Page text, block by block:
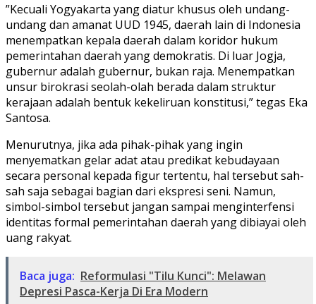
​”Kecuali Yogyakarta yang diatur khusus oleh undang-
undang dan amanat UUD 1945, daerah lain di Indonesia
menempatkan kepala daerah dalam koridor hukum
pemerintahan daerah yang demokratis. Di luar Jogja,
gubernur adalah gubernur, bukan raja. Menempatkan
unsur birokrasi seolah-olah berada dalam struktur
kerajaan adalah bentuk kekeliruan konstitusi,” tegas Eka
Santosa.
Menurutnya, jika ada pihak-pihak yang ingin
menyematkan gelar adat atau predikat kebudayaan
secara personal kepada figur tertentu, hal tersebut sah-
sah saja sebagai bagian dari ekspresi seni. Namun,
simbol-simbol tersebut jangan sampai menginterfensi
identitas formal pemerintahan daerah yang dibiayai oleh
uang rakyat.
Baca juga: Reformulasi "Tilu Kunci": Melawan
Depresi Pasca-Kerja Di Era Modern